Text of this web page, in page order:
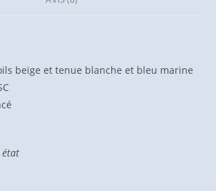
beige et tenue blanche et bleu marine
état